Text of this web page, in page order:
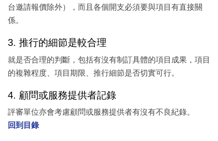
台邀請報價除外），而且各個開支必須要與項目有直接關
係。
3. 推行的細節是較合理
就是否合理的判斷，包括有沒有制訂具體的項目成果，項目
的複雜程度、項目期限、推行細節是否切實可行。
4. 顧問或服務提供者記錄
評審單位亦會考慮顧問或服務提供者有沒有不良紀錄。
回到目錄